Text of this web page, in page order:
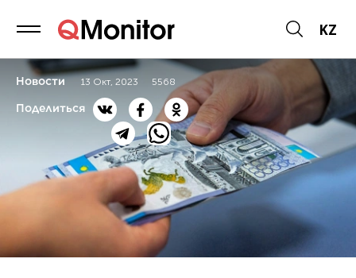
KZ
Новости 13 Окт, 2023 5568
Поделиться